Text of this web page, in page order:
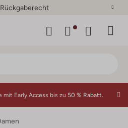
mit Early Access bis zu 50 % Rabatt.